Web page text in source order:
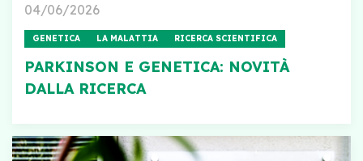
04/06/2026
GENETICA LA MALATTIA RICERCA SCIENTIFICA
PARKINSON E GENETICA: NOVITÀ
DALLA RICERCA